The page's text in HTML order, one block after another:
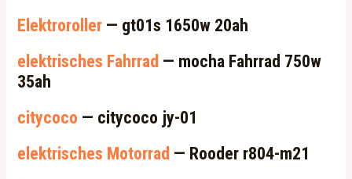
Elektroroller — gt01s 1650w 20ah
elektrisches Fahrrad — mocha Fahrrad 750w
35ah
citycoco — citycoco jy-01
elektrisches Motorrad — Rooder r804-m21